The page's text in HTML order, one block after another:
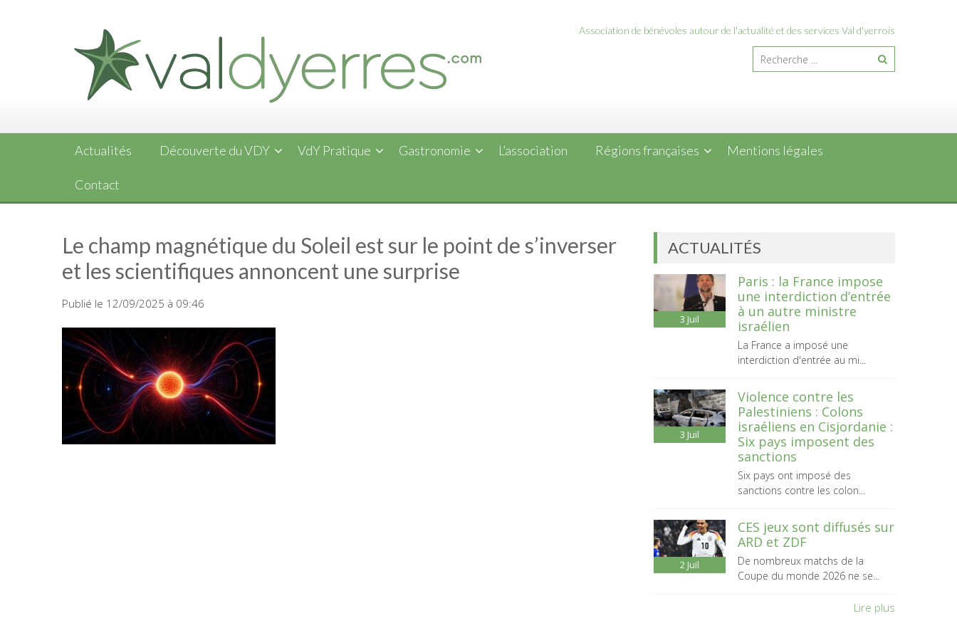
Association de bénévoles autour de l'actualité et des services Val d'yerrois
Actualités Découverte du VDY VdY Pratique Gastronomie L’association Régions françaises Mentions légales
Contact
Le champ magnétique du Soleil est sur le point de s’inverser
et les scientifiques annoncent une surprise
Publié le 12/09/2025 à 09:46
ACTUALITÉS
3 Juil
Paris : la France impose
une interdiction d’entrée
à un autre ministre
israélien
La France a imposé une
interdiction d'entrée au mi...
3 Juil
Violence contre les
Palestiniens : Colons
israéliens en Cisjordanie :
Six pays imposent des
sanctions
Six pays ont imposé des
sanctions contre les colon...
2 Juil
CES jeux sont diffusés sur
ARD et ZDF
De nombreux matchs de la
Coupe du monde 2026 ne se...
Lire plus